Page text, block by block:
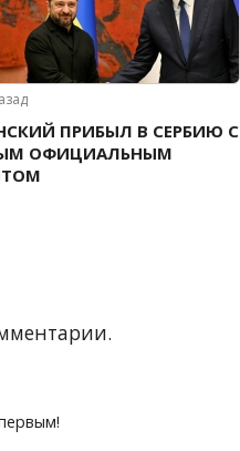
ПРИБЫЛ В СЕРБИЮ С
ОФИЦИАЛЬНЫМ